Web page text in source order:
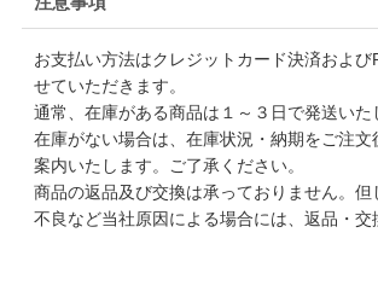
お支払い方法はクレジットカード決済および
せていただきます。
通常、在庫がある商品は１～３日で発送いた
在庫がない場合は、在庫状況・納期をご注文
案内いたします。ご了承ください。
商品の返品及び交換は承っておりません。但
不良など当社原因による場合には、返品・交